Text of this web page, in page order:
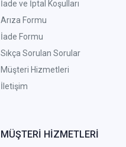
İade ve İptal Koşulları
Arıza Formu
İade Formu
Sıkça Sorulan Sorular
Müşteri Hizmetleri
İletişim
MÜŞTERİ HİZMETLERİ